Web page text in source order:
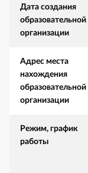
Дата создания
образовательной
организации
Адрес места
нахождения
образовательной
организации
Режим, график
работы